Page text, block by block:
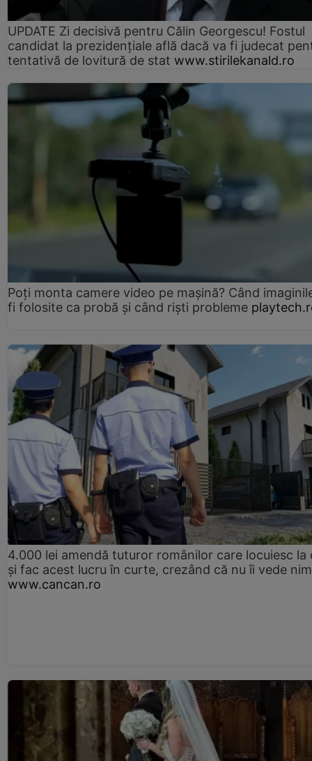
UPDATE Zi decisivă pentru Călin Georgescu! Fostul
candidat la prezidențiale află dacă va fi judecat
tentativă de lovitură de stat www.stirilekanald.ro
Poți monta camere video pe mașină? Când
fi folosite ca probă și când riști probleme
4.000 lei amendă tuturor românilor care locuiesc la
și fac acest lucru în curte, crezând că nu îi vede
www.cancan.ro